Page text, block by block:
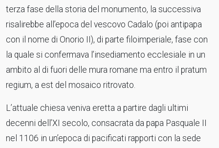
terza fase della storia del monumento, la successiva
risalirebbe all’epoca del vescovo Cadalo (poi antipapa
con il nome di Onorio II), di parte filoimperiale, fase con
la quale si confermava l’insediamento ecclesiale in un
ambito al di fuori delle mura romane ma entro il pratum
regium, a est del mosaico ritrovato.
L’attuale chiesa veniva eretta a partire dagli ultimi
decenni dell’XI secolo, consacrata da papa Pasquale II
nel 1106 in un’epoca di pacificati rapporti con la sede